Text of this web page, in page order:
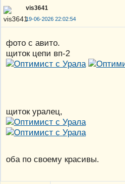
vis3641
19-06-2026 22:02:54
фото с авито.
щиток цепи вп-2
щиток уралец,
оба по своему красивы.